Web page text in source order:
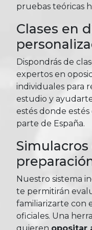
pruebas teóricas
Clases en
Dispondrás de
expertos en
individuales para
estudio y
estés donde
parte de España.
Nuestro sistema
te permitirán
familiarizarte con
oficiales. Una